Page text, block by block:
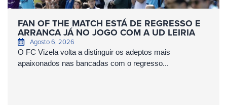
FAN OF THE MATCH ESTÁ DE REGRESSO E
ARRANCA JÁ NO JOGO COM A UD LEIRIA
Agosto 6, 2026
O FC Vizela volta a distinguir os adeptos mais
apaixonados nas bancadas com o regresso...